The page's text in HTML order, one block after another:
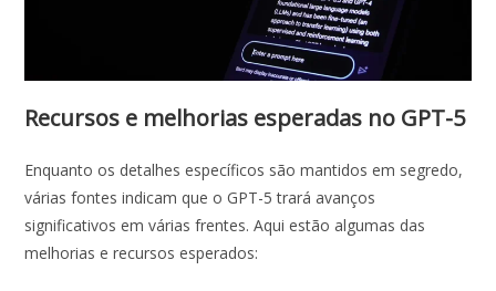
Recursos e melhorias esperadas no GPT-5
Enquanto os detalhes específicos são mantidos em segredo,
várias fontes indicam que o GPT-5 trará avanços
significativos em várias frentes. Aqui estão algumas das
melhorias e recursos esperados: